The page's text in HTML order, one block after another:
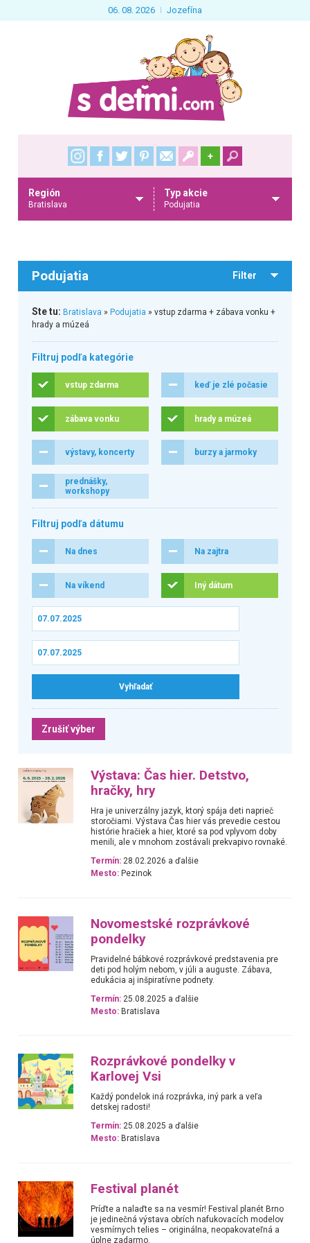
06. 08. 2026 Jozefína
+
Región
Bratislava
Typ akcie
Podujatia
Podujatia Filter
Ste tu: Bratislava » Podujatia » vstup zdarma + zábava vonku +
hrady a múzeá
Filtruj podľa kategórie
vstup zdarma keď je zlé počasie
zábava vonku hrady a múzeá
výstavy, koncerty burzy a jarmoky
prednášky,
workshopy
Filtruj podľa dátumu
Na dnes Na zajtra
Na víkend Iný dátum
Zrušiť výber
Výstava: Čas hier. Detstvo,
hračky, hry
Hra je univerzálny jazyk, ktorý spája deti naprieč
storočiami. Výstava Čas hier vás prevedie cestou
histórie hračiek a hier, ktoré sa pod vplyvom doby
menili, ale v mnohom zostávali prekvapivo rovnaké.
Termín: 28.02.2026 a ďalšie
Mesto: Pezinok
Novomestské rozprávkové
pondelky
Pravidelné bábkové rozprávkové predstavenia pre
deti pod holým nebom, v júli a auguste. Zábava,
edukácia aj inšpiratívne podnety.
Termín: 25.08.2025 a ďalšie
Mesto: Bratislava
Rozprávkové pondelky v
Karlovej Vsi
Každý pondelok iná rozprávka, iný park a veľa
detskej radosti!
Termín: 25.08.2025 a ďalšie
Mesto: Bratislava
Festival planét
Príďte a nalaďte sa na vesmír! Festival planét Brno
je jedinečná výstava obrích nafukovacích modelov
vesmírnych telies – originálna, neopakovateľná a
úplne zadarmo.